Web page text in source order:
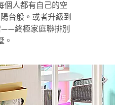
個人都有自己的空
台般。或者升級到
——終極家庭聯排別
。
Suite